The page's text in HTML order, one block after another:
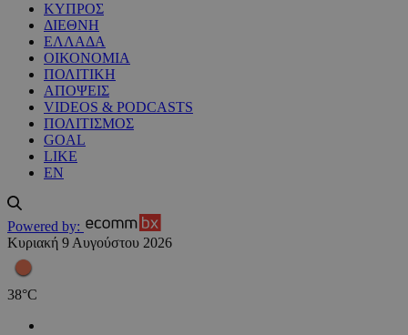
ΚΥΠΡΟΣ
ΔΙΕΘΝΗ
ΕΛΛΑΔΑ
ΟΙΚΟΝΟΜΙΑ
ΠΟΛΙΤΙΚΗ
ΑΠΟΨΕΙΣ
VIDEOS & PODCASTS
ΠΟΛΙΤΙΣΜΟΣ
GOAL
LIKE
EN
Powered by:
Κυριακή 9 Αυγούστου 2026
38°C